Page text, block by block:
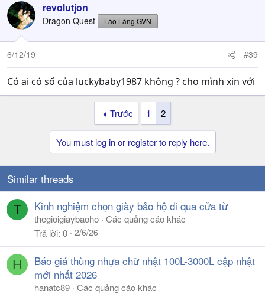
revolutjon
Dragon Quest Lão Làng GVN
6/12/19 #39
Có ai có số của luckybaby1987 không ? cho mình xin với
Trước 1 2
You must log in or register to reply here.
Similar threads
T Kinh nghiệm chọn giày bảo hộ đi qua cửa từ
thegioigiaybaoho Các quảng cáo khác
Trả lời 0 2/6/26
H
Báo giá thùng nhựa chữ nhật 100L-3000L cập nhật
mới nhất 2026
hanatc89 Các quảng cáo khác